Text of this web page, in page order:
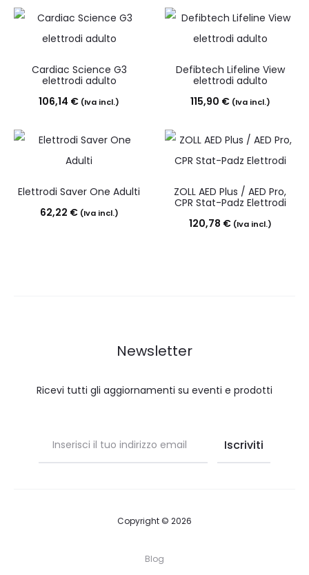
Cardiac Science G3
elettrodi adulto
106,14 € (Iva incl.)
Defibtech Lifeline View
elettrodi adulto
115,90 € (Iva incl.)
Elettrodi Saver One Adulti
62,22 € (Iva incl.)
ZOLL AED Plus / AED Pro,
CPR Stat-Padz Elettrodi
120,78 € (Iva incl.)
Newsletter
Ricevi tutti gli aggiornamenti su eventi e prodotti
Copyright © 2026
Blog